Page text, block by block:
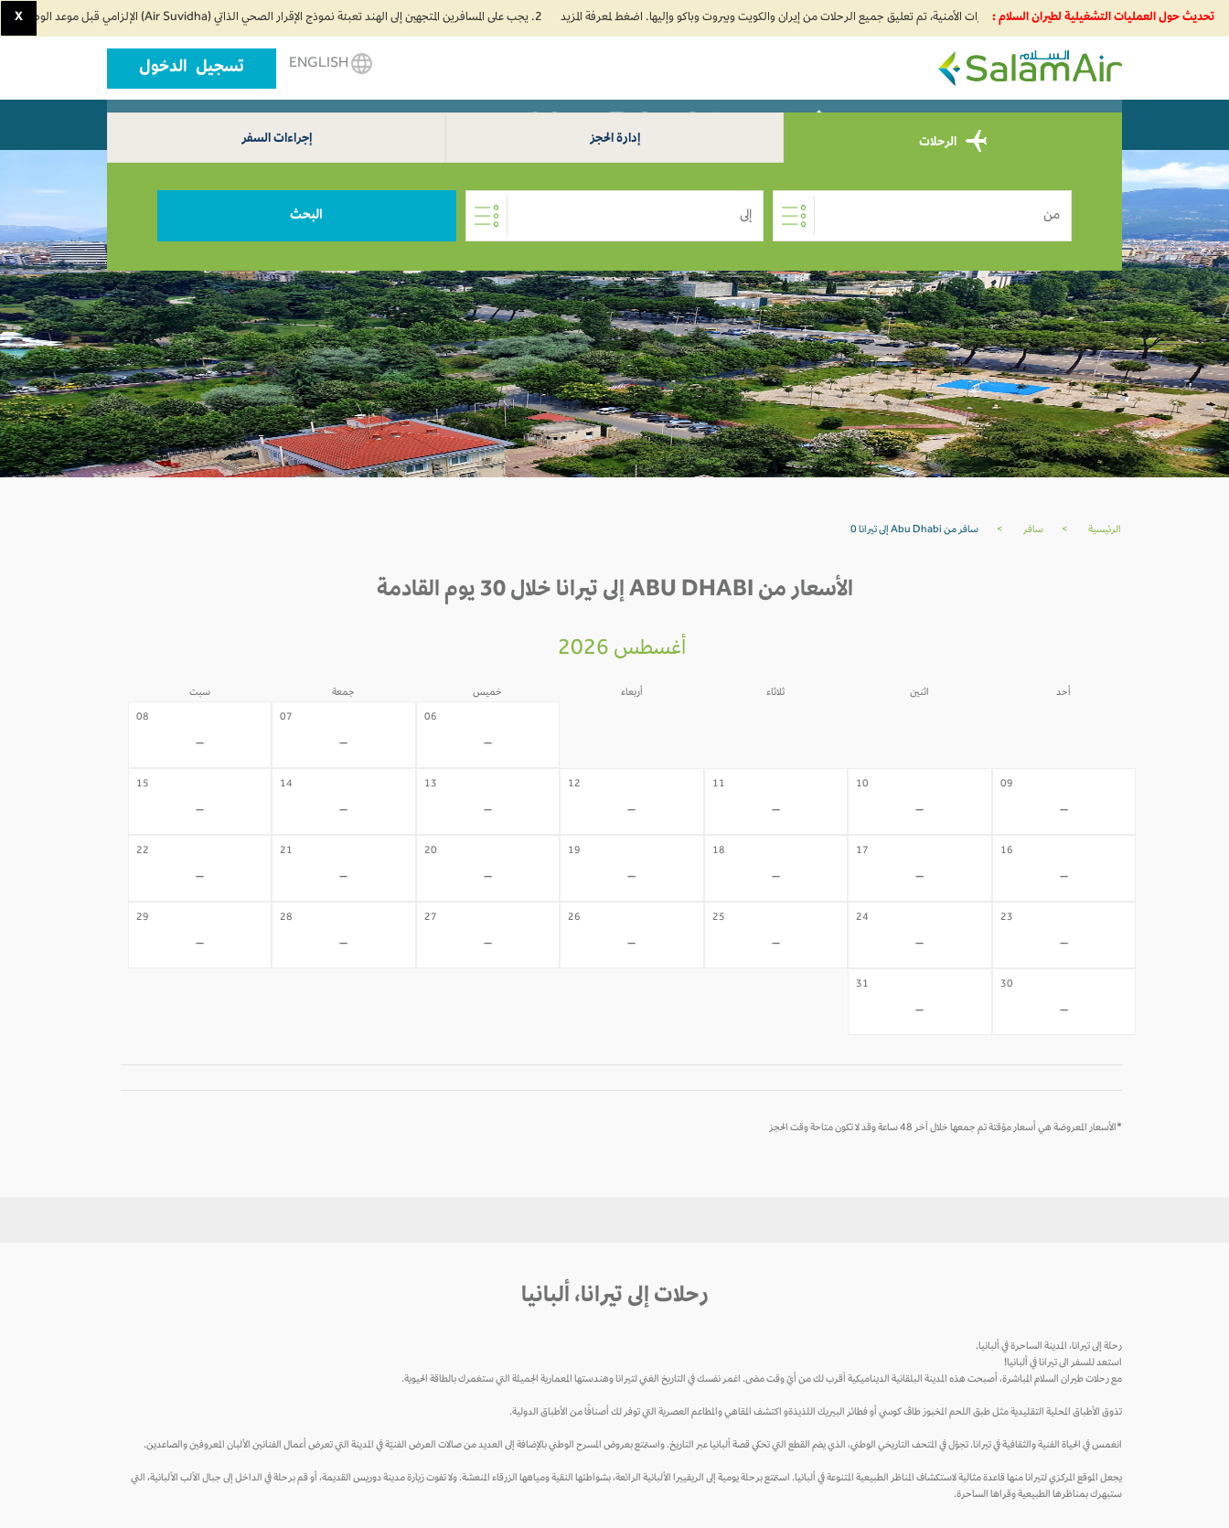
تحديث حول العمليات التشغيلية لطيران السلام : 2. يجب على المسافرين المتجهين إلى الهند تعبئة نموذج الإقرار الصحي الذاتي (Air Suvidha) الإلزامي قبل موعد الوصول بـ 24 ساعة على الأقل. اضغط هنا للدخول إلى بوابة Air Suvidha. X
SalamAir
تسجيل الدخول
الرحلات إدارة الحجز إجراءات السفر
من إلى البحث
الرئيسية > سافر > سافر من Abu Dhabi إلى تيرانا 0
الأسعار من ABU DHABI إلى تيرانا خلال 30 يوم القادمة
أغسطس 2026
أحد اثنين ثلاثاء أربعاء خميس جمعة سبت
06
-
07
-
08
-
09
-
10
-
11
-
12
-
13
-
14
-
15
-
16
-
17
-
18
-
19
-
20
-
21
-
22
-
23
-
24
-
25
-
26
-
27
-
28
-
29
-
30
-
31
-
*الأسعار المعروضة هي أسعار مؤقتة تم جمعها خلال آخر 48 ساعة وقد لا تكون متاحة وقت الحجز
رحلات إلى تيرانا، ألبانيا
رحلة إلى تيرانا، المدينة الساحرة في ألبانيا.
استعد للسفر الى تيرانا في ألبانيا!
مع رحلات طيران السلام المباشرة، أصبحت هذه المدينة البلقانية الديناميكية أقرب لك من أيّ وقت مضى. اغمر نفسك في التاريخ الغني لتيرانا وهندستها المعمارية الجميلة التي ستغمرك بالطاقة الحيوية.
تذوق الأطباق المحلية التقليدية مثل طبق اللحم المخبوز طاڤ كوسي أو فطائر البيريك اللذيذةو اكتشف المقاهي والمطاعم العصرية التي توفر لك أصنافًا من الأطباق الدولية.
انغمس في الحياة الفنية والثقافية في تيرانا. تجوّل في المتحف التاريخي الوطني، الذي يضم القطع التي تحكي قصة ألبانيا عبر التاريخ. واستمتع بعروض المسرح الوطني بالإضافة إلى العديد من صالات العرض الفنيّة في المدينة التي تعرض أعمال الفنانين الألبان المعروفين والصاعدين.
يجعل الموقع المركزي لتيرانا منها قاعدة مثالية لاستكشاف المناظر الطبيعية المتنوعة في ألبانيا. استمتع برحلة يومية إلى الريفييرا الألبانية الرائعة، بشواطئها النقية ومياهها الزرقاء المنعشة. ولا تفوت زيارة مدينة دوريس القديمة، أو قم برحلة في الداخل إلى جبال الألب الألبانية، التي
ستبهرك بمناظرها الطبيعية وقراها الساحرة.